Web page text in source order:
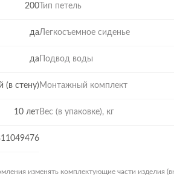
200 Тип петель
даЛегкосъемное сиденье
да Подвод воды
(в стену) Монтажный комплект
10 летВес (в упаковке), кг
изменять комплектующие части изделия